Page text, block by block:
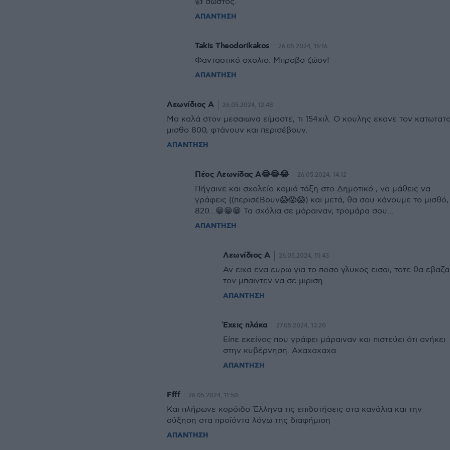
ΑΠΑΝΤΗΣΗ
Takis Theodorikakos 26.05.2024, 15:16
Φανταστικό σχολιο. Μπραβο ζώον!
ΑΠΑΝΤΗΣΗ
Λεωνίδιος Α 26.05.2024, 12:48
Μα καλά στον μεσαιωνα είμαστε, τι 154χιλ. Ο κουλης εκανε τον
μισθο 800, φτάνουν και περισέβουν.
ΑΠΑΝΤΗΣΗ
Πέος Λεωνίδας Α😂😂😂 26.05.2024, 14:12
Πήγαινε και σχολείο καμιά τάξη στο Δημοτικό , να μάθεις να
γράφεις ((περισέΒουν😱😱😱) και μετά, θα σου κάνουμε το μισθό,
820…😁😁😁 Τα σχόλια σε μάραιναν, τρομάρα σου…
ΑΠΑΝΤΗΣΗ
Λεωνίδιος Α 26.05.2024, 15:43
Αν ειχα ενα ευρω για το ποσο γλυκος εισαι, τοτε θα εβαζα
τον μπαιντεν να σε μιριση
ΑΠΑΝΤΗΣΗ
Έχεις πλάκα 27.05.2024, 13:20
Είπε εκείνος που γράφει μάραιναν και πιστεύει ότι ανήκει
στην κυβέρνηση. Αχαχαχαχα
ΑΠΑΝΤΗΣΗ
Ffff 26.05.2024, 11:50
Και πλήρωνε κορόιδο Έλληνα τις επιδοτήσεις στα κανάλια και την
αύξηση στα προϊόντα λόγω της διαφήμιση
ΑΠΑΝΤΗΣΗ